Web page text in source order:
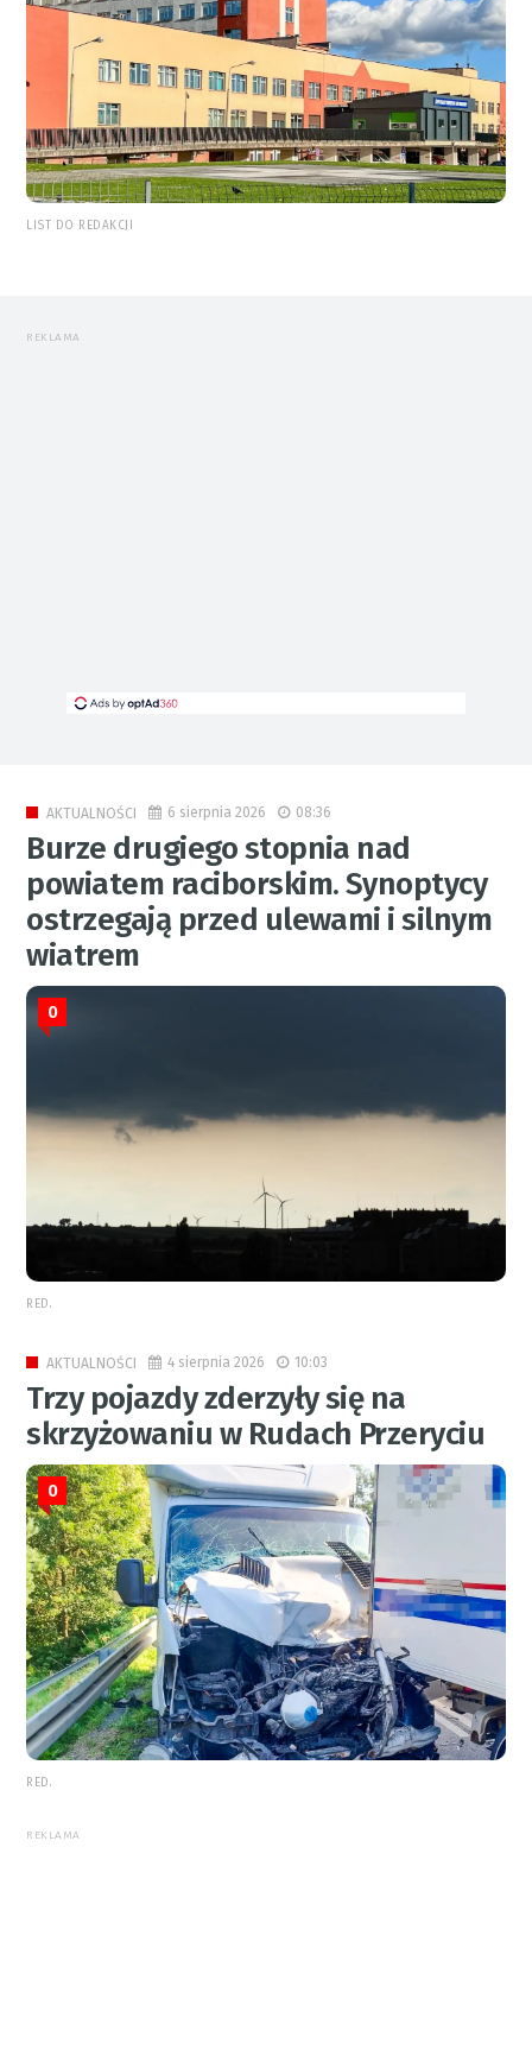
LIST DO REDAKCJI
REKLAMA
AKTUALNOŚCI 6 sierpnia 2026 08:36
Burze drugiego stopnia nad
powiatem raciborskim. Synoptycy
ostrzegają przed ulewami i silnym
wiatrem
0
RED.
AKTUALNOŚCI 4 sierpnia 2026 10:03
Trzy pojazdy zderzyły się na
skrzyżowaniu w Rudach Przeryciu
0
RED.
REKLAMA